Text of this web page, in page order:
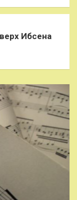
Ибсена